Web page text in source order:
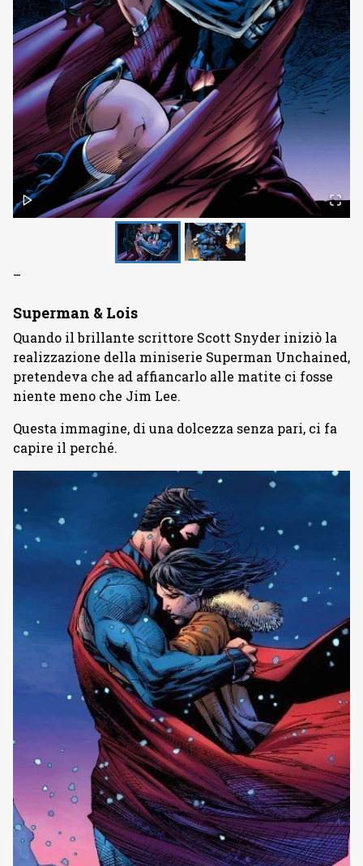
–
Superman & Lois
Quando il brillante scrittore Scott Snyder iniziò la
realizzazione della miniserie Superman Unchained,
pretendeva che ad affiancarlo alle matite ci fosse
niente meno che Jim Lee.
Questa immagine, di una dolcezza senza pari, ci fa
capire il perché.